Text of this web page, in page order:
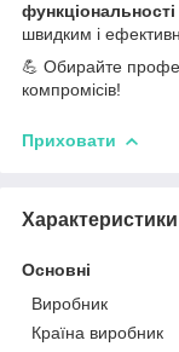
функціональності
швидким і
💪 Обирайте
компромісів!
Приховати
Характеристики
Основні
Виробник
Країна виробник